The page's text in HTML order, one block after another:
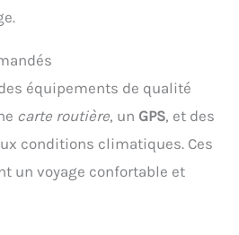
équipements de qualité
carte routière, un GPS, et des
conditions climatiques. Ces
un voyage confortable et